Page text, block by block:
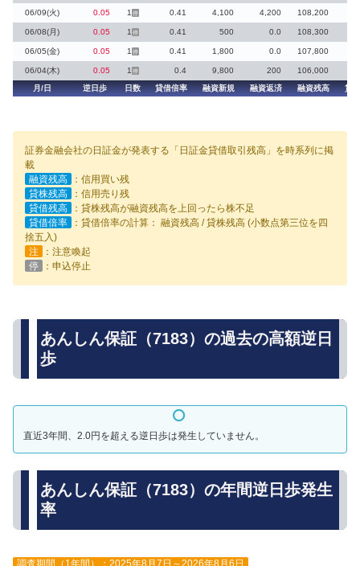
06/09(火) 0.05 1 停 0.41 4,100 4,200 108,200
06/08(月) 0.05 1 停 0.41 500 0.0 108,300
06/05(金) 0.05 1 停 0.41 1,800 0.0 107,800
06/04(木) 0.05 1 停 0.4 9,800 200
106,000
月/日
逆日歩 日数 貸借倍率 融資新規 融資返済 融資残高 貸
証券金融会社の日証金が発表する「日証金貸借取引残高」を時系列に掲
載
融資残高
：信用買い残
貸株残高
：信用売り残
貸借残高
：貸株残高が融資残高を上回ったら株不足
貸借倍率
：貸借倍率の計算： 融資残高 / 貸株残高 (小数点第三位を四
捨五入)
注
：注意喚起
停
：申込停止
あんしん保証（7183）の過去の高額逆日
歩
直近3年間、2.0円を超える逆日歩は発生していません。
あんしん保証（7183）の年間逆日歩発生
率
調査期間（1年間）：2025年8月7日～2026年8月6日